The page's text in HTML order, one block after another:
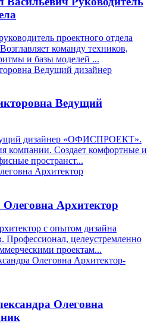
проектного отдела
команду техников,
и базы моделей ...
Ведущий
дизайнер «ОФИСПРОЕКТ».
компании. Создает комфортные и
пространст...
Архитектор
с опытом дизайна
Профессионал, целеустремленно
проектам...
Олеговна